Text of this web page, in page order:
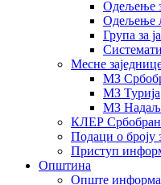
Одељење
Одељење
Група за
Месне
МЗ
МЗ Турија
МЗ Надаљ
КЛЕР Србобран
Подаци о броју
Приступ
Општина
Опште